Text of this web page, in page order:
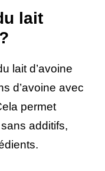
lait
lait d’avoine
d’avoine avec
permet
additifs,